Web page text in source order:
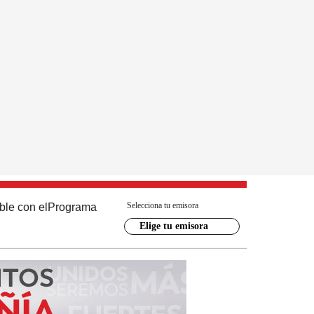
con el Programa Selecciona tu emisora
Elige tu emisora